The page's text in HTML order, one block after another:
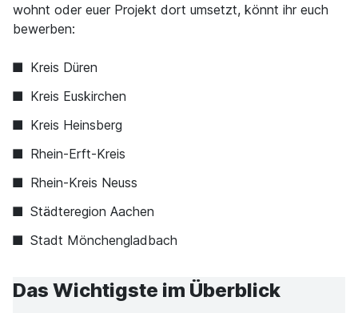
wohnt oder euer Projekt dort umsetzt, könnt ihr euch
bewerben:
Kreis Düren
Kreis Euskirchen
Kreis Heinsberg
Rhein-Erft-Kreis
Rhein-Kreis Neuss
Städteregion Aachen
Stadt Mönchengladbach
Das Wichtigste im Überblick